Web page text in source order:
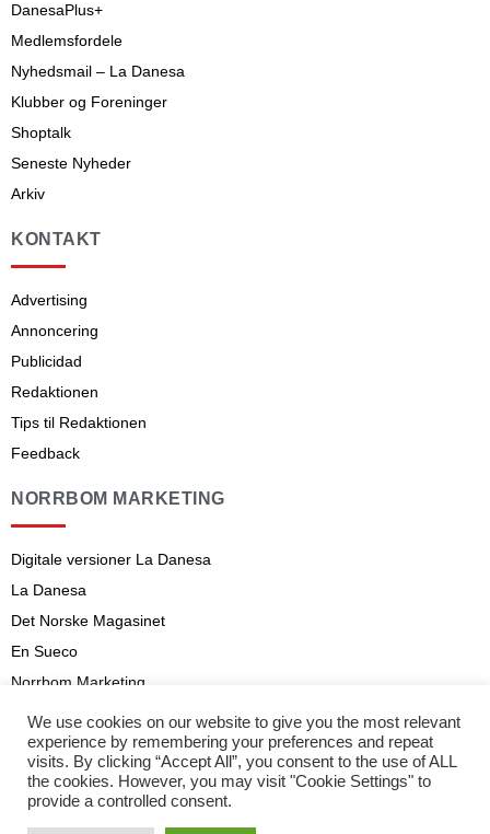
DanesaPlus+
Medlemsfordele
Nyhedsmail – La Danesa
Klubber og Foreninger
Shoptalk
Seneste Nyheder
Arkiv
KONTAKT
Advertising
Annoncering
Publicidad
Redaktionen
Tips til Redaktionen
Feedback
NORRBOM MARKETING
Digitale versioner La Danesa
La Danesa
Det Norske Magasinet
En Sueco
Norrbom Marketing
Aviso legal
Abonnementsvilkår
We use cookies on our website to give you the most relevant
experience by remembering your preferences and repeat
visits. By clicking “Accept All”, you consent to the use of ALL
the cookies. However, you may visit "Cookie Settings" to
provide a controlled consent.